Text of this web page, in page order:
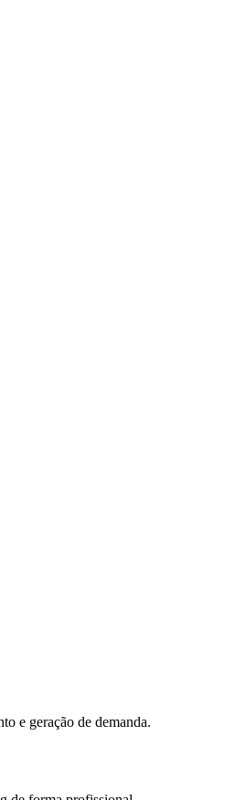
e geração de demanda.